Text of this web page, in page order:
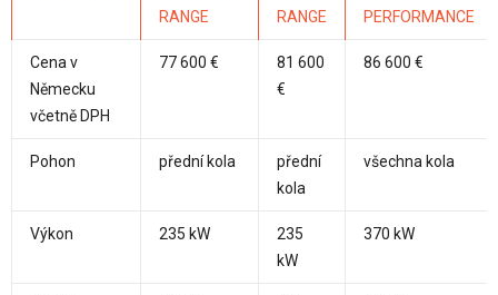
RANGE
RANGE
PERFORMANCE
Cena v
Německu
včetně DPH
77 600 €
81 600
€
86 600 €
Pohon přední kola
přední
kola
všechna kola
Výkon 235 kW
235
kW
370 kW